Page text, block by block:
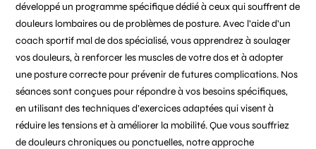
développé un programme spécifique dédié à ceux qui souffrent de
douleurs lombaires ou de problèmes de posture. Avec l’aide d’un
coach sportif mal de dos spécialisé, vous apprendrez à soulager
vos douleurs, à renforcer les muscles de votre dos et à adopter
une posture correcte pour prévenir de futures complications. Nos
séances sont conçues pour répondre à vos besoins spécifiques,
en utilisant des techniques d’exercices adaptées qui visent à
réduire les tensions et à améliorer la mobilité. Que vous souffriez
de douleurs chroniques ou ponctuelles, notre approche